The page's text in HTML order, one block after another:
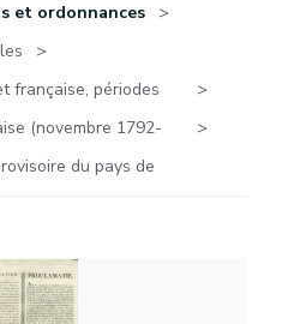
et ordonnances
française, périodes
(novembre 1792-
du pays de